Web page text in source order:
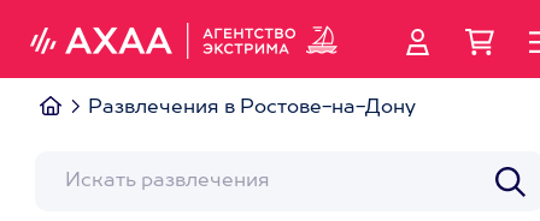
Развлечения в Ростове-на-Дону